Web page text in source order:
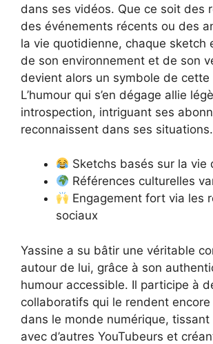
dans ses vidéos. Que ce soit des
des événements récents ou des
la vie quotidienne, chaque sketch
de son environnement et de son
devient alors un symbole de cette
L’humour qui s’en dégage allie
introspection, intriguant ses
reconnaissent dans ses situations.
Sketchs basés sur la vie
Références culturelles
Engagement fort via les
sociaux
Yassine a su bâtir une véritable
autour de lui, grâce à son
humour accessible. Il participe à
collaboratifs qui le rendent
dans le monde numérique, tissant
avec d’autres YouTubeurs et